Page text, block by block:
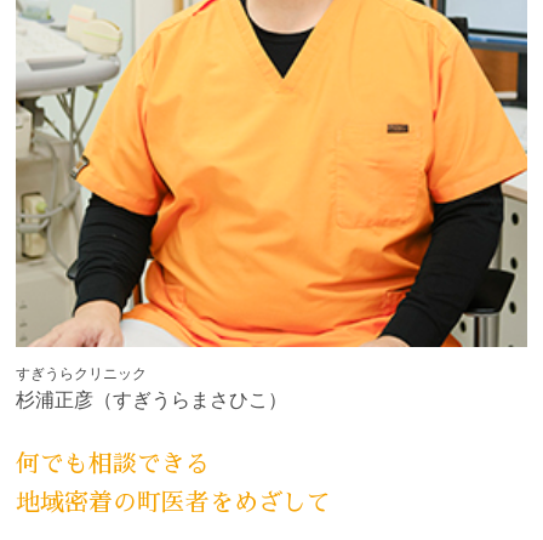
すぎうらクリニック
杉浦正彦（すぎうらまさひこ）
何でも相談できる
地域密着の町医者をめざして